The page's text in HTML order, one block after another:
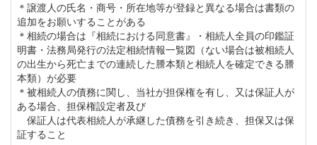
＊譲渡人の氏名・商号・所在地等が登録と異なる場合は書類の
追加をお願いすることがある
＊相続の場合は『相続における同意書』・相続人全員の印鑑証
明書・法務局発行の法定相続情報一覧図（ない場合は被相続人
の出生から死亡までの連続した謄本類と相続人を確定できる謄
本類）が必要
＊被相続人の債務に関し、当社が担保権を有し、又は保証人が
ある場合、担保権設定者及び
保証人は代表相続人が承継した債務を引き続き、担保又は保
証すること